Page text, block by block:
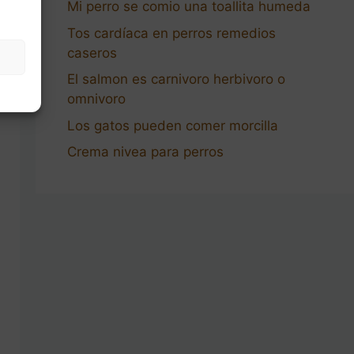
Mi perro se comio una toallita humeda
Tos cardíaca en perros remedios
caseros
El salmon es carnivoro herbivoro o
omnivoro
Los gatos pueden comer morcilla
Crema nivea para perros